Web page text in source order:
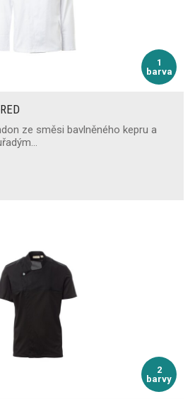
1
barva
ze směsi bavlněného kepru a
2
barvy